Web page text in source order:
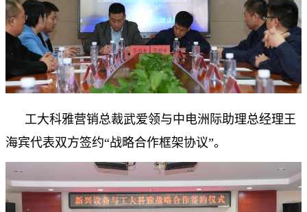
工大科雅营销总裁武爱领与中电洲际助理总经理王
海宾代表双方签约“战略合作框架协议”。